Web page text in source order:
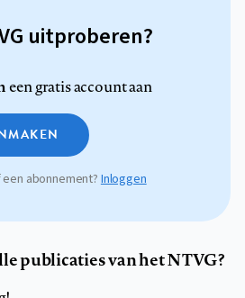
uitproberen?
een gratis account aan
een abonnement?Inloggen
publicaties van het NTVG?